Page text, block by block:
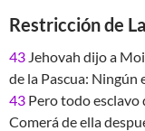
Restricción de
43 Jehovah dijo a
de la Pascua: Ningún
43 Pero todo
Comerá de ella